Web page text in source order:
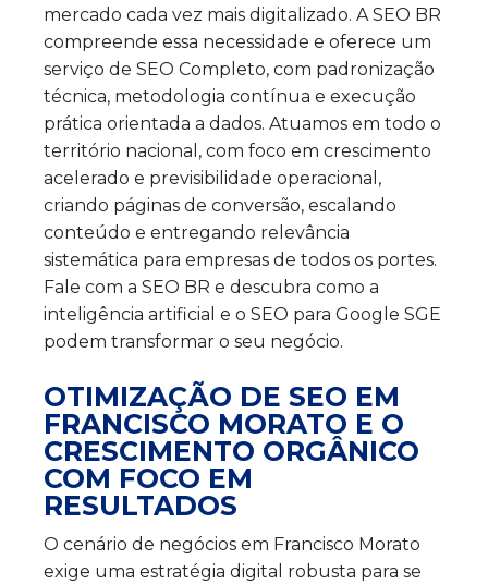
mercado cada vez mais digitalizado. A SEO BR
compreende essa necessidade e oferece um
serviço de SEO Completo, com padronização
técnica, metodologia contínua e execução
prática orientada a dados. Atuamos em todo o
território nacional, com foco em crescimento
acelerado e previsibilidade operacional,
criando páginas de conversão, escalando
conteúdo e entregando relevância
sistemática para empresas de todos os portes.
Fale com a SEO BR e descubra como a
inteligência artificial e o SEO para Google SGE
podem transformar o seu negócio.
OTIMIZAÇÃO DE SEO EM
FRANCISCO MORATO E O
CRESCIMENTO ORGÂNICO
COM FOCO EM
RESULTADOS
O cenário de negócios em Francisco Morato
exige uma estratégia digital robusta para se